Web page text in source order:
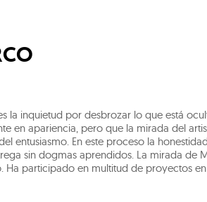
la inquietud por desbrozar lo que está
en apariencia, pero que la mirada del
entusiasmo. En este proceso la
sin dogmas aprendidos. La mirada de
participado en multitud de proyectos